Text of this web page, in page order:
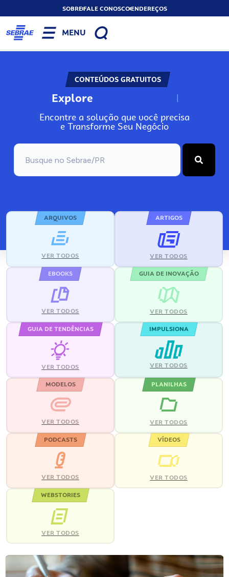
SOBREFALE CONOSCOENDEREÇOS
MENU
CONTEÚDOS GRATUITOS
Explore N
Encontre a solução que você precisa
e Transforme Seu Negócio
ARQUIVOS
VER TODOS
ARTIGOS
VER TODOS
EBOOKS
VER TODOS
GUIA DE INOVAÇÃO
VER TODOS
GUIA DE TENDÊNCIAS
VER TODOS
IMPULSIONA
VER TODOS
MODELOS
VER TODOS
PLANILHAS
VER TODOS
PODCASTS
VER TODOS
VÍDEOS
VER TODOS
WEBSTORIES
VER TODOS